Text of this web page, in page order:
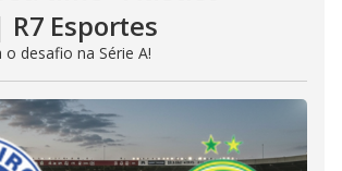
Esportes
o desafio na Série A!